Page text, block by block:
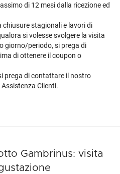
di 12 mesi dalla ricezione ed
chiusure stagionali e lavori di
si volesse svolgere la visita
giorno/periodo, si prega di
di ottenere il coupon o
prega di contattare il nostro
Assistenza Clienti.
Gambrinus: visita